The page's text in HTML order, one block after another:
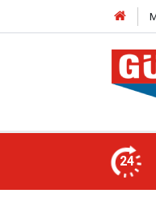
24
Değil, Eşitlik İstiyor!”